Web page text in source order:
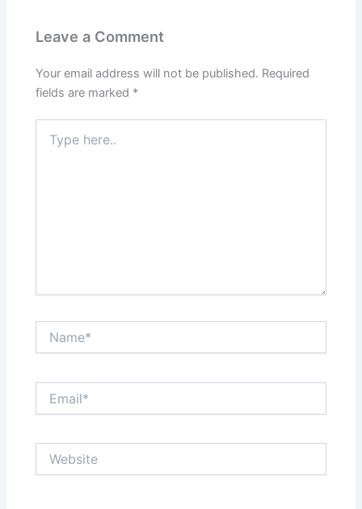
Leave a Comment
Your email address will not be published. Required
fields are marked *
here..